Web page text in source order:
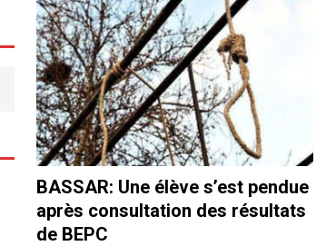
BASSAR: Une élève s’est pendue
après consultation des résultats
de BEPC